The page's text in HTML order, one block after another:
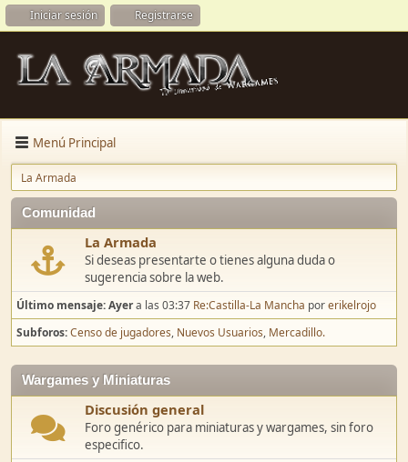
Iniciar sesión Registrarse
Menú Principal
La Armada
Comunidad
La Armada
Si deseas presentarte o tienes alguna duda o
sugerencia sobre la web.
Último mensaje:Ayera las 03:37 Re:Castilla-La Mancha porerikelrojo
Subforos Censo de jugadores Nuevos Usuarios Mercadillo.
Wargames y Miniaturas
Discusión general
Foro genérico para miniaturas y wargames, sin foro
especifico.